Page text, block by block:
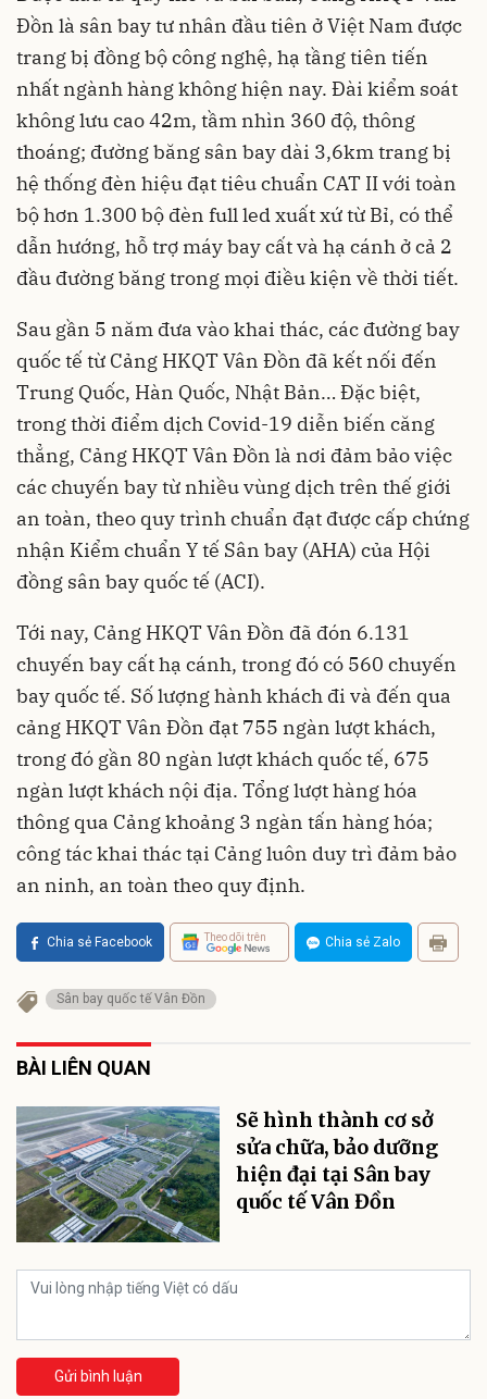
Đồn là sân bay tư nhân đầu tiên ở Việt Nam được
trang bị đồng bộ công nghệ, hạ tầng tiên tiến
nhất ngành hàng không hiện nay. Đài kiểm soát
không lưu cao 42m, tầm nhìn 360 độ, thông
thoáng; đường băng sân bay dài 3,6km trang bị
hệ thống đèn hiệu đạt tiêu chuẩn CAT II với toàn
bộ hơn 1.300 bộ đèn full led xuất xứ từ Bỉ, có thể
dẫn hướng, hỗ trợ máy bay cất và hạ cánh ở cả 2
đầu đường băng trong mọi điều kiện về thời tiết.
Sau gần 5 năm đưa vào khai thác, các đường bay
quốc tế từ Cảng HKQT Vân Đồn đã kết nối đến
Trung Quốc, Hàn Quốc, Nhật Bản… Đặc biệt,
trong thời điểm dịch Covid-19 diễn biến căng
thẳng, Cảng HKQT Vân Đồn là nơi đảm bảo việc
các chuyến bay từ nhiều vùng dịch trên thế giới
an toàn, theo quy trình chuẩn đạt được cấp chứng
nhận Kiểm chuẩn Y tế Sân bay (AHA) của Hội
đồng sân bay quốc tế (ACI).
Tới nay, Cảng HKQT Vân Đồn đã đón 6.131
chuyến bay cất hạ cánh, trong đó có 560 chuyến
bay quốc tế. Số lượng hành khách đi và đến qua
cảng HKQT Vân Đồn đạt 755 ngàn lượt khách,
trong đó gần 80 ngàn lượt khách quốc tế, 675
ngàn lượt khách nội địa. Tổng lượt hàng hóa
thông qua Cảng khoảng 3 ngàn tấn hàng hóa;
công tác khai thác tại Cảng luôn duy trì đảm bảo
an ninh, an toàn theo quy định.
Chia sẻ Facebook Theo dõi trên Chia sẻ Zalo
Sân bay quốc tế Vân Đồn
BÀI LIÊN QUAN
Sẽ hình thành cơ sở
sửa chữa, bảo dưỡng
hiện đại tại Sân bay
quốc tế Vân Đồn
Gửi bình luận